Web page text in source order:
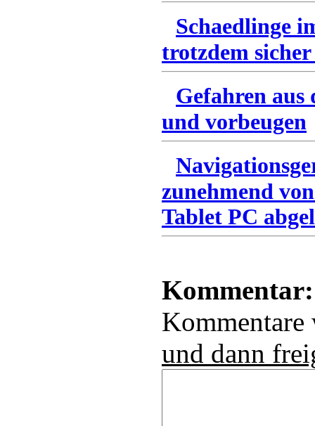
Schaedlinge
trotzdem
Gefahren
und vorbeugen
zunehmend
Tablet PC
Kommentar:
und dann